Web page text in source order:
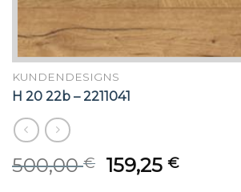
KUNDENDESIGNS
H 20 22b – 2211041
500,00€
Original
159,25€Current